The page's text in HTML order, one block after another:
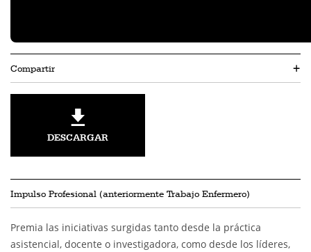
Compartir +
DESCARGAR
Impulso Profesional (anteriormente Trabajo Enfermero)
Premia las iniciativas surgidas tanto desde la práctica
asistencial, docente o investigadora, como desde los líderes,